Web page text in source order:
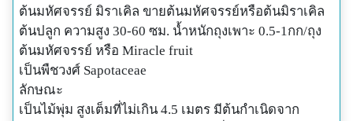
ต้นมหัศจรรย์ มิราเคิล ขายต้นมหัศจรรย์หรือต้นมิราเคิล
ต้นปลูก ความสูง 30-60 ซม. น้ำหนักถุงเพาะ 0.5-1กก/ถุง
ต้นมหัศจรรย์ หรือ Miracle fruit
เป็นพืชวงศ์ Sapotaceae
ลักษณะ
เป็นไม้พุ่ม สูงเต็มที่ไม่เกิน 4.5 เมตร มีต้นกำเนิดจาก